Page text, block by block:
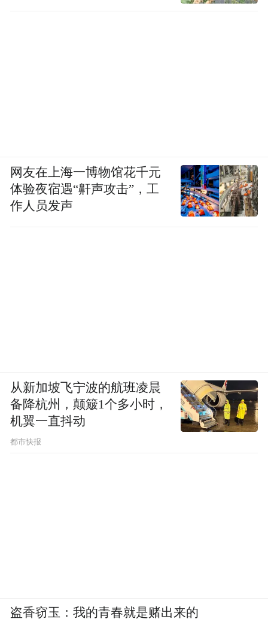
网友在上海一博物馆花千元
体验夜宿遇“鼾声攻击”，工
作人员发声
从新加坡飞宁波的航班凌晨
备降杭州，颠簸1个多小时，
机翼一直抖动
都市快报
盗香窃玉：我的青春就是赌出来的